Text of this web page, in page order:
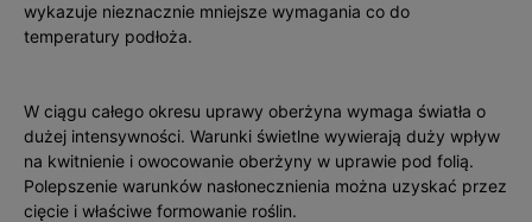
wykazuje nieznacznie mniejsze wymagania co do
temperatury podłoża.
W ciągu całego okresu uprawy oberżyna wymaga świat­ła o
dużej intensywności. Warunki świetlne wywierają duży wpływ
na kwitnienie i owocowanie oberżyny w uprawie pod folią.
Polepszenie warunków nasłonecznienia można uzyskać przez
cięcie i właściwe formowanie roślin.